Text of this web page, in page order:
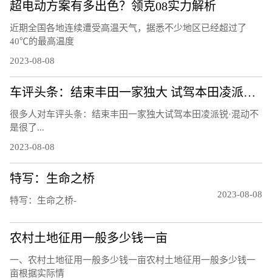
超电动方案有多出色？领克08实力解析
近期全国各地连续遭受高温天气，据悉不少地区已经超过了
40℃的最高温度
2023-08-08
车评头条：结束丰田一家独大 试驾本田凌派锐·混动
很多人对车评头条：结束丰田一家独大试驾本田凌派锐·混动不
是很了...
2023-08-08
特写：生命之桥
特写：生命之桥-
2023-08-08
农村土地征用一般多少钱一亩
一、农村土地征用一般多少钱一亩农村土地征用一般多少钱一
亩根据实际情